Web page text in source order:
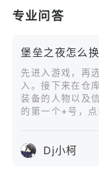
On mobile,
from PlayStation
Build your fort
standing. Jump
the world or in
Powered by
CREATIVE -
专业问答
堡垒之夜怎么
先进入游戏，再
入。接下来在仓
装备的人物以及
的第一个+号，
Dj小柯